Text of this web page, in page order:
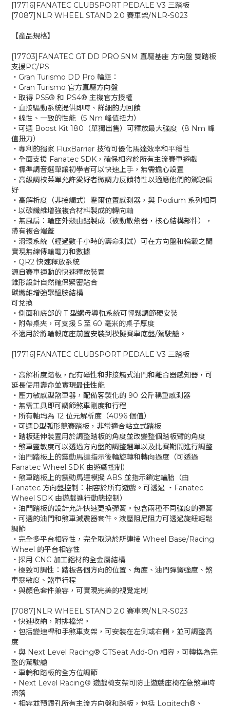
[17716]FANATEC CLUBSPORT PEDALE V3 三踏板
[7087]NLR WHEEL STAND 2.0 賽車架/NLR-S023
【產品規格】
[17703]FANATEC GT DD PRO 5NM 直驅基座 方向盤 雙踏板
支援PC/PS
‧Gran Turismo DD Pro 輪距：
‧Gran Turismo 官方直驅方向盤
‧取得 PS5® 和 PS4® 主機官方授權
‧直接驅動系統提供即時、詳細的力回饋
‧線性、一致的性能（5 Nm 峰值扭力）
‧可選 Boost Kit 180（單獨出售）可釋放最大強度（8 Nm 峰
值扭力）
‧專利的獨家 FluxBarrier 技術可優化馬達效率和平穩性
‧全面支援 Fanatec SDK，確保相容於所有主流賽車遊戲
‧標準調音選單讓初學者可以快速上手，無需擔心設置
‧高級調校菜單允許愛好者微調力反饋特性以適應他們的駕駛偏
好
‧高解析度（非接觸式）霍爾位置感測器，與 Podium 系列相同
‧以碳纖維增強複合材料製成的轉向軸
‧無風扇：輪座外殼由鋁製成（被動散熱器，核心結構部件），
帶有複合端蓋
‧滑環系統（經過數千小時的壽命測試）可在方向盤和輪轂之間
實現無線傳輸電力和數據
‧QR2 快速釋放系統
源自賽車運動的快速釋放裝置
錐形設計自然確保緊密貼合
碳纖維增強聚醯胺結構
可兌換
‧側面和底部的 T 型螺母導軌系統可輕鬆調節硬安裝
‧附帶桌夾，可支援 5 至 60 毫米的桌子厚度
不適用於將輪轂底座前置安裝到模擬賽車底盤/駕駛艙。
[17716]FANATEC CLUBSPORT PEDALE V3 三踏板
‧高解析度踏板，配有磁性和非接觸式油門和離合器感知器，可
延長使用壽命並實現最佳性能
‧壓力敏感型煞車器，配備客製化的 90 公斤稱重感測器
‧無需工具即可調節煞車剛度和行程
‧所有軸均為 12 位元解析度（4096 個值）
‧可選D型弧形競賽踏板，非常適合站立式踏板
‧踏板延伸裝置用於調整踏板的角度並改變整個踏板臂的角度
‧煞車靈敏度可以透過方向盤的調整選單以及比賽期間進行調整
‧油門踏板上的震動馬達指示後輪旋轉和轉向過度（可透過
Fanatec Wheel SDK 由遊戲控制）
‧煞車踏板上的震動馬達模擬 ABS 並指示鎖定輪胎（由
Fanatec 方向盤控制：相容於所有遊戲。可透過 ‧Fanatec
Wheel SDK 由遊戲進行動態控制）
‧油門踏板的設計允許快速更換彈簧。包含兩種不同強度的彈簧
‧可選的油門和煞車減震器套件。液壓阻尼阻力可透過旋鈕輕鬆
調節
‧完全多平台相容性，完全取決於所連接 Wheel Base/Racing
Wheel 的平台相容性
‧採用 CNC 加工鋁材的全金屬結構
‧極致可調性：踏板各個方向的位置、角度、油門彈簧強度、煞
車靈敏度、煞車行程
‧與顏色套件兼容，可實現完美的視覺定制
[7087]NLR WHEEL STAND 2.0 賽車架/NLR-S023
‧快速收納，附排檔架。
‧包括變速桿和手煞車支架，可安裝在左側或右側，並可調整高
度
‧與 Next Level Racing® GTSeat Add-On 相容，可轉換為完
整的駕駛艙
‧車輪和踏板的全方位調節
‧Next Level Racing® 遊戲椅支架可防止遊戲座椅在急煞車時
滑落
‧相容並預鑽孔所有主流方向盤和踏板，包括 Logitech®、